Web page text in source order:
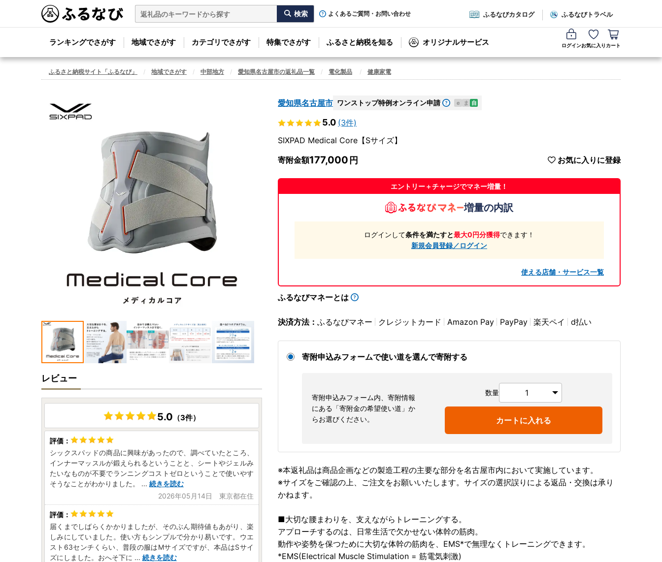
よくあるご質問・お問い合わせ ふるなびカタログ ふるなびトラベル
ランキングでさがす 地域でさがす カテゴリでさがす 特集でさがす ふるさと納税を知る オリジナルサービス ログインお気に入り カート
ふるさと納税サイト「ふるなび」 地域でさがす 中部地方 愛知県名古屋市の返礼品一覧 電化製品 健康家電
愛知県名古屋市 ワンストップ特例オンライン申請 e ま 自
5.0 (3件)
SIXPAD Medical Core【Sサイズ】
寄附金額177,000 お気に入りに登録
エントリー＋チャージでマネー増量！
増量の内訳
ログインして条件を満たすと最大0円分獲得できます！
新規会員登録／ログイン
使える店舗・サービス一覧
ふるなびマネーとは
決済方法： ふるなびマネー クレジットカード Amazon Pay PayPay 楽天ペイ d払い
寄附申込みフォームで使い道を選んで寄附する
寄附申込みフォーム内、寄附情報
にある「寄附金の希望使い道」か
らお選びください。
数量
カートに入れる
※本返礼品は商品企画などの製造工程の主要な部分を名古屋市内において実施しています。
※サイズをご確認の上、ご注文をお願いいたします。サイズの選択誤りによる返品・交換は承り
かねます。
■大切な腰まわりを、支えながらトレーニングする。
アプローチするのは、日常生活で欠かせない体幹の筋肉。
動作や姿勢を保つために大切な体幹の筋肉を、EMS*で無理なくトレーニングできます。
*EMS(Electrical Muscle Stimulation = 筋電気刺激)
レビュー
5.0 （3件）
シックスパッドの商品に興味があったので、調べていたところ、
インナーマッスルが鍛えられるということと、シートやジェルみ
たいなものが不要でランニングコストゼロということで使いやす
そうなことがわかりました。
... 続きを読む
2026年05月14日 東京都在住
届くまでしばらくかかりましたが、そのぶん期待値もあがり、楽
しみにしていました。使い方もシンプルで分かり易いです。ウエ
スト63センチくらい、普段の服はMサイズですが、本品はSサイ
ズにしました。おへそ下に ... 続きを読む